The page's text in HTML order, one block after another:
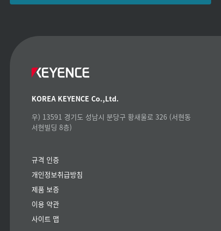
KOREA KEYENCE Co.,Ltd.
우) 13591 경기도 성남시 분당구 황새울로 326 (서현동
서현빌딩 8층)
규격 인증
개인정보취급방침
제품 보증
이용 약관
사이트 맵